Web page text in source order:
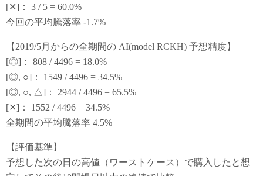
[✕]： 3 / 5 = 60.0%
今回の平均騰落率 -1.7%
【2019/5月からの全期間の AI(model RCKH) 予想精度】
[◎]： 808 / 4496 = 18.0%
[◎, ○]： 1549 / 4496 = 34.5%
[◎, ○, △]： 2944 / 4496 = 65.5%
[✕]： 1552 / 4496 = 34.5%
全期間の平均騰落率 4.5%
【評価基準】
予想した次の日の高値（ワーストケース）で購入したと想